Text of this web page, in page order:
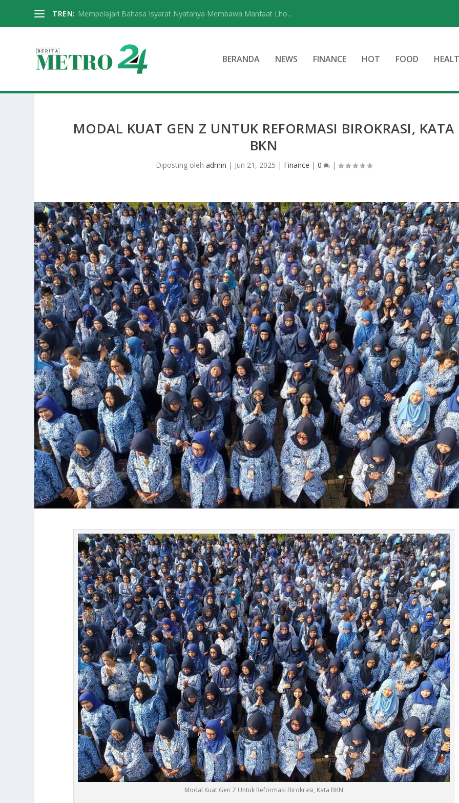
TREN: Mempelajari Bahasa Isyarat Nyatanya Membawa Manfaat Lho...
BERANDA NEWS FINANCE HOT FOOD
MODAL KUAT GEN Z UNTUK REFORMASI BIROKRASI, KATA
BKN
Diposting oleh admin | Jun 21, 2025 | Finance | 0 |
Modal Kuat Gen Z Untuk Reformasi Birokrasi, Kata BKN